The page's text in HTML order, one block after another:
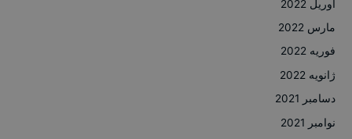
آوریل 2022
مارس 2022
فوریه 2022
ژانویه 2022
دسامبر 2021
نوامبر 2021